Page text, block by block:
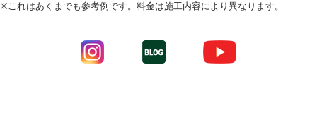
※これはあくまでも参考例です。料金は施工内容により異なります。